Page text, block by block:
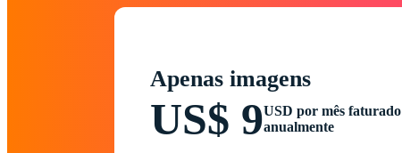
Apenas imagens
US$ 9USD por mês faturado
anualmente